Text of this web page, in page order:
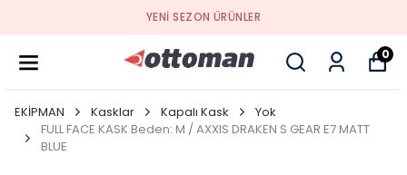
YENI SEZON ÜRÜNLER
0
EKİPMAN Kasklar Kapalı Kask
Yok
FULL FACE KASK Beden: M / AXXIS DRAKEN S GEAR E7 MATT
BLUE